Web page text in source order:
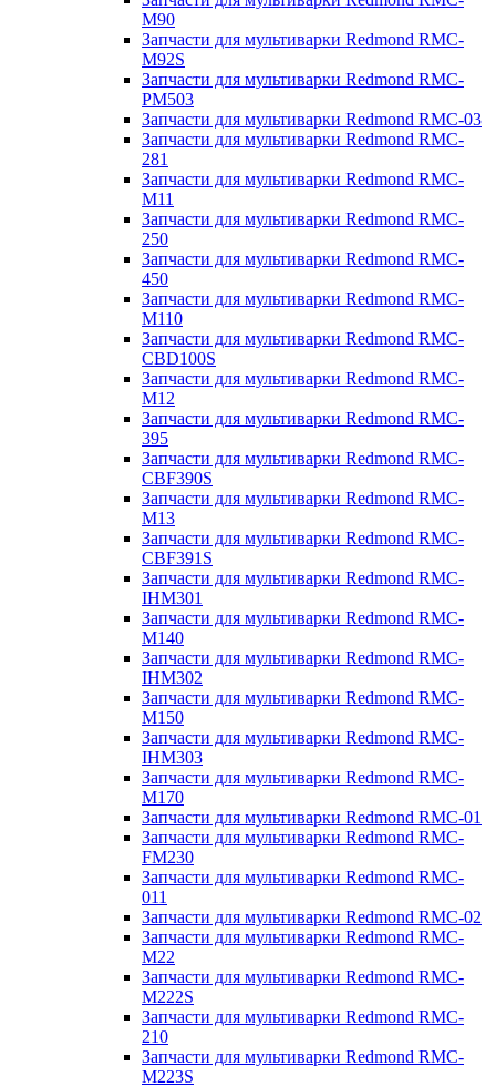
M90
Запчасти для мультиварки Redmond RMC-
M92S
Запчасти для мультиварки Redmond RMC-
PM503
Запчасти для мультиварки Redmond RMC-03
Запчасти для мультиварки Redmond RMC-
281
Запчасти для мультиварки Redmond RMC-
M11
Запчасти для мультиварки Redmond RMC-
250
Запчасти для мультиварки Redmond RMC-
450
Запчасти для мультиварки Redmond RMC-
M110
Запчасти для мультиварки Redmond RMC-
CBD100S
Запчасти для мультиварки Redmond RMC-
M12
Запчасти для мультиварки Redmond RMC-
395
Запчасти для мультиварки Redmond RMC-
CBF390S
Запчасти для мультиварки Redmond RMC-
M13
Запчасти для мультиварки Redmond RMC-
CBF391S
Запчасти для мультиварки Redmond RMC-
IHM301
Запчасти для мультиварки Redmond RMC-
M140
Запчасти для мультиварки Redmond RMC-
IHM302
Запчасти для мультиварки Redmond RMC-
M150
Запчасти для мультиварки Redmond RMC-
IHM303
Запчасти для мультиварки Redmond RMC-
M170
Запчасти для мультиварки Redmond RMC-01
Запчасти для мультиварки Redmond RMC-
FM230
Запчасти для мультиварки Redmond RMC-
011
Запчасти для мультиварки Redmond RMC-02
Запчасти для мультиварки Redmond RMC-
M22
Запчасти для мультиварки Redmond RMC-
M222S
Запчасти для мультиварки Redmond RMC-
210
Запчасти для мультиварки Redmond RMC-
M223S